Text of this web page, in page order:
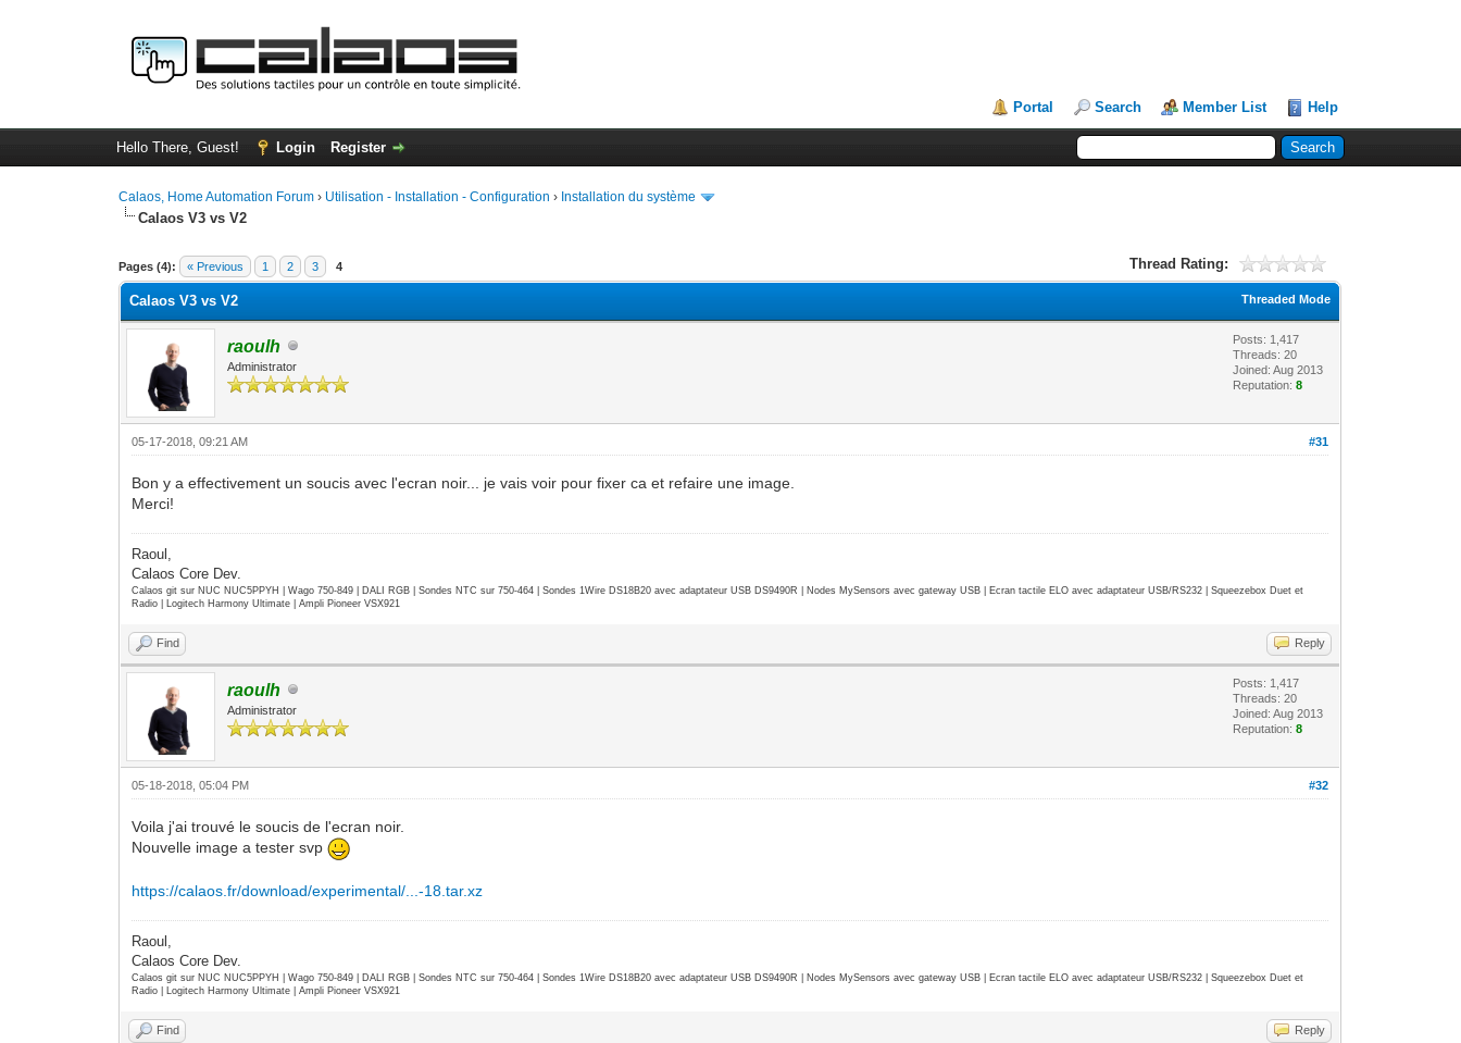
Portal Search Member List Help
Hello There, Guest! Login Register
Calaos, Home Automation Forum › Utilisation - Installation - Configuration › Installation du système
Calaos V3 vs V2
Pages (4): « Previous 1 2 3 4 Thread Rating:
0 Vote(s) - 0 Average
1
2
3
4
5
Threaded Mode
Calaos V3 vs V2
raoulh
Administrator
Posts: 1,417
Threads: 20
Joined: Aug 2013
Reputation:8
#31
05-17-2018, 09:21 AM
Bon y a effectivement un soucis avec l'ecran noir... je vais voir pour fixer ca et refaire une image.
Merci!
Raoul,
Calaos Core Dev.
Calaos git sur NUC NUC5PPYH | Wago 750-849 | DALI RGB | Sondes NTC sur 750-464 | Sondes 1Wire DS18B20 avec adaptateur USB DS9490R | Nodes MySensors avec gateway USB | Ecran tactile ELO avec adaptateur USB/RS232 | Squeezebox Duet et
Radio | Logitech Harmony Ultimate | Ampli Pioneer VSX921
Find Reply
raoulh
Administrator
Posts: 1,417
Threads: 20
Joined: Aug 2013
Reputation:8
#32
05-18-2018, 05:04 PM
Voila j'ai trouvé le soucis de l'ecran noir.
Nouvelle image a tester svp
https://calaos.fr/download/experimental/...-18.tar.xz
Raoul,
Calaos Core Dev.
Calaos git sur NUC NUC5PPYH | Wago 750-849 | DALI RGB | Sondes NTC sur 750-464 | Sondes 1Wire DS18B20 avec adaptateur USB DS9490R | Nodes MySensors avec gateway USB | Ecran tactile ELO avec adaptateur USB/RS232 | Squeezebox Duet et
Radio | Logitech Harmony Ultimate | Ampli Pioneer VSX921
Find Reply